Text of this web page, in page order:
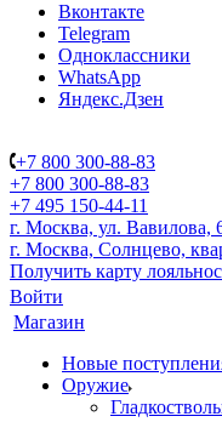
Вконтакте
Telegram
Одноклассники
WhatsApp
Яндекс.Дзен
+7 800 300-88-83
+7 800 300-88-83
+7 495 150-44-11
г. Москва, ул. Вавилова,
г. Москва, Солнцево,
Получить карту
Войти
Магазин
Новые
Оружие